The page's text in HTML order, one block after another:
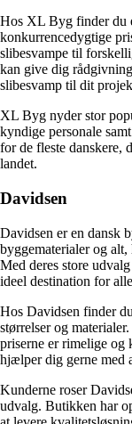
Hos XL Byg finder du
konkurrencedygtige
slibesvampe til
kan give dig
slibesvamp til dit
XL Byg nyder stor
kyndige personale
for de fleste danskere,
landet.
Davidsen
Davidsen er en dansk
byggematerialer og
Med deres store
ideel destination for
Hos Davidsen finder
størrelser og
priserne er rimelige og
hjælper dig gerne med
Kunderne roser
udvalg. Butikken har